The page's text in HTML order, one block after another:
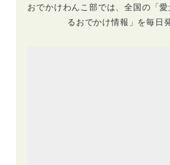
おでかけわんこ部では、全国の「
るおでかけ情報」を毎日